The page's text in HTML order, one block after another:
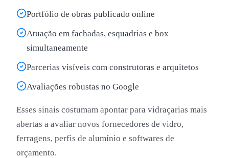
Portfólio de obras publicado online
Atuação em fachadas, esquadrias e box
simultaneamente
Parcerias visíveis com construtoras e arquitetos
Avaliações robustas no Google
Esses sinais costumam apontar para vidraçarias mais
abertas a avaliar novos fornecedores de vidro,
ferragens, perfis de alumínio e softwares de
orçamento.